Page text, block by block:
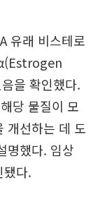
유래 비스테로
을 확인했다.
당 물질이 모
개선하는 데 도
명했다. 임상
됐다.